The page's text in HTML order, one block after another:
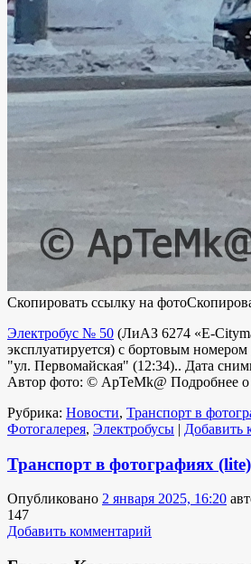
Скопировать ссылку на фото
Электробус № 50 (ЛиАЗ 6274 «E-
эксплуатируется) с бортовым номером
"ул. Первомайская" (12:34).. Дата
Автор фото: © ApTeMk@ Подробнее
Рубрика: Новости, Транспорт в
Фотогалерея, Электробусы | Добавить
Транспорт в фотографиях
Опубликовано 2 января 2025, 16:20
147
Добавить комментарий